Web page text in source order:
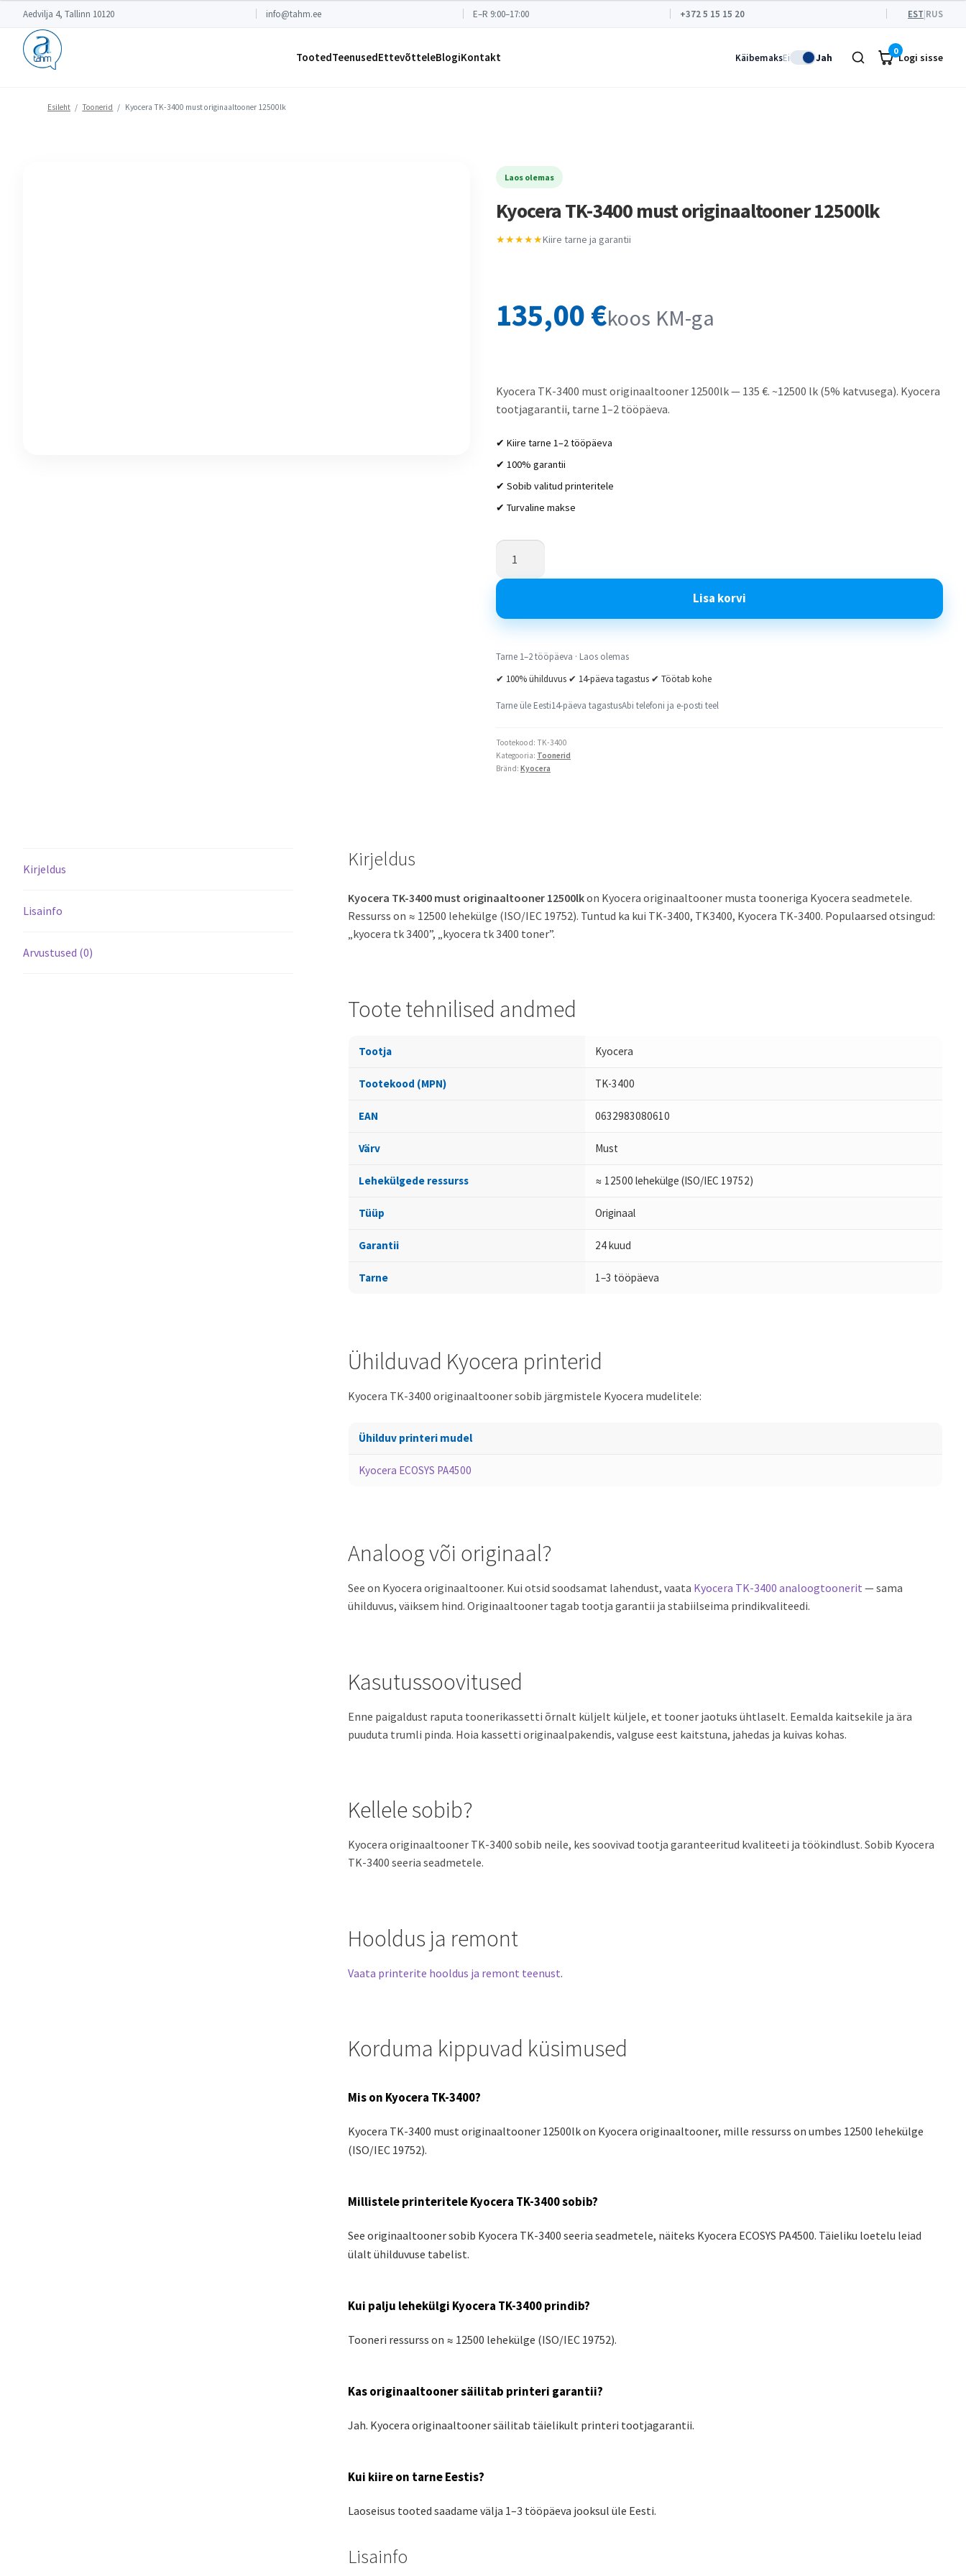
Aedvilja 4, Tallinn 10120 info@tahm.ee E–R 9:00–17:00 +372 5 15 15 20 EST|RUS
TootedTeenusedEttevõtteleBlogiKontakt KäibemaksEi Jah
0
Logi sisse
Esileht / Toonerid / Kyocera TK-3400 must originaaltooner 12500lk
Laos olemas
Kyocera TK-3400 must originaaltooner 12500lk
★★★★★Kiire tarne ja garantii
135,00€koos KM-ga
Kyocera TK-3400 must originaaltooner 12500lk — 135 €. ~12500 lk (5% katvusega). Kyocera
tootjagarantii, tarne 1–2 tööpäeva.
✔ Kiire tarne 1–2 tööpäeva
✔ 100% garantii
✔ Sobib valitud printeritele
✔ Turvaline makse
Lisa korvi
Tarne 1–2 tööpäeva · Laos olemas
✔ 100% ühilduvus ✔ 14-päeva tagastus ✔ Töötab kohe
Tarne üle Eesti14-päeva tagastusAbi telefoni ja e-posti teel
Tootekood: TK-3400
Kategooria: Toonerid
Bränd: Kyocera
Kirjeldus
Lisainfo
Arvustused (0)
Kirjeldus
Kyocera TK-3400 must originaaltooner 12500lkon Kyocera originaaltooner musta tooneriga Kyocera seadmetele.
Ressurss on ≈ 12500 lehekülge (ISO/IEC 19752). Tuntud ka kui TK-3400, TK3400, Kyocera TK-3400. Populaarsed otsingud:
„kyocera tk 3400”, „kyocera tk 3400 toner”.
Toote tehnilised andmed
Tootja Kyocera
Tootekood (MPN) TK-3400
EAN 0632983080610
Värv Must
Lehekülgede ressurss ≈ 12500 lehekülge (ISO/IEC 19752)
Tüüp Originaal
Garantii 24 kuud
Tarne 1–3 tööpäeva
Ühilduvad Kyocera printerid
Kyocera TK-3400 originaaltooner sobib järgmistele Kyocera mudelitele:
Ühilduv printeri mudel
Kyocera ECOSYS PA4500
Analoog või originaal?
See on Kyocera originaaltooner. Kui otsid soodsamat lahendust, vaata Kyocera TK-3400 analoogtoonerit — sama
ühilduvus, väiksem hind. Originaaltooner tagab tootja garantii ja stabiilseima prindikvaliteedi.
Kasutussoovitused
Enne paigaldust raputa toonerikassetti õrnalt küljelt küljele, et tooner jaotuks ühtlaselt. Eemalda kaitsekile ja ära
puuduta trumli pinda. Hoia kassetti originaalpakendis, valguse eest kaitstuna, jahedas ja kuivas kohas.
Kellele sobib?
Kyocera originaaltooner TK-3400 sobib neile, kes soovivad tootja garanteeritud kvaliteeti ja töökindlust. Sobib Kyocera
TK-3400 seeria seadmetele.
Hooldus ja remont
Vaata printerite hooldus ja remont teenust.
Korduma kippuvad küsimused
Mis on Kyocera TK-3400?
Kyocera TK-3400 must originaaltooner 12500lk on Kyocera originaaltooner, mille ressurss on umbes 12500 lehekülge
(ISO/IEC 19752).
Millistele printeritele Kyocera TK-3400 sobib?
See originaaltooner sobib Kyocera TK-3400 seeria seadmetele, näiteks Kyocera ECOSYS PA4500. Täieliku loetelu leiad
ülalt ühilduvuse tabelist.
Kui palju lehekülgi Kyocera TK-3400 prindib?
Tooneri ressurss on ≈ 12500 lehekülge (ISO/IEC 19752).
Kas originaaltooner säilitab printeri garantii?
Jah. Kyocera originaaltooner säilitab täielikult printeri tootjagarantii.
Kui kiire on tarne Eestis?
Laoseisus tooted saadame välja 1–3 tööpäeva jooksul üle Eesti.
Lisainfo